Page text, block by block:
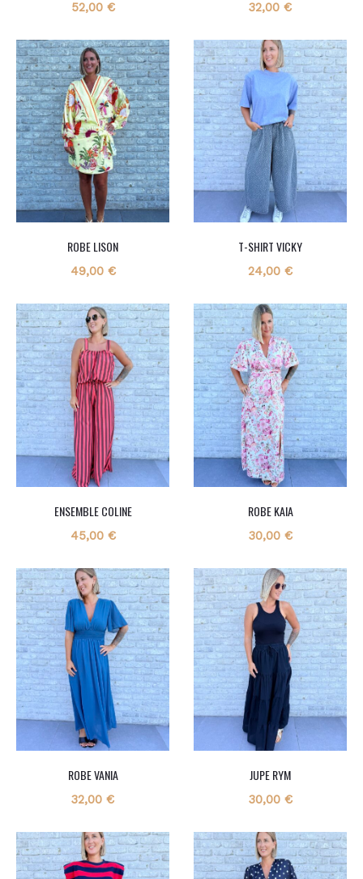
52,00 € 32,00 €
ROBE LISON
49,00 €
T-SHIRT VICKY
24,00 €
ENSEMBLE COLINE
45,00 €
ROBE KAIA
30,00 €
ROBE VANIA
32,00 €
JUPE RYM
30,00 €